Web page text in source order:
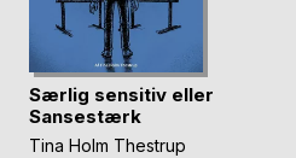
Særlig sensitiv eller
Sansestærk
Tina Holm Thestrup